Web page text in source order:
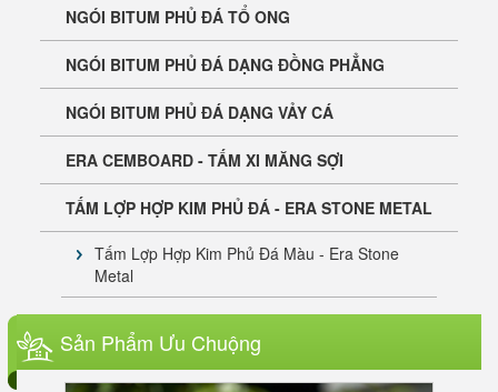
NGÓI BITUM PHỦ ĐÁ TỔ ONG
NGÓI BITUM PHỦ ĐÁ DẠNG ĐỒNG PHẲNG
NGÓI BITUM PHỦ ĐÁ DẠNG VẢY CÁ
ERA CEMBOARD - TẤM XI MĂNG SỢI
TẤM LỢP HỢP KIM PHỦ ĐÁ - ERA STONE METAL
Tấm Lợp Hợp Kim Phủ Đá Màu - Era Stone
Metal
Sản Phẩm Ưu Chuộng
SÀN TRE NGOÀI TRỜI ERA BAMBOO